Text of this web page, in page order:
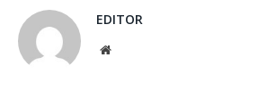
EDITOR
Website